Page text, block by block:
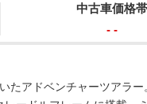
中古車価格帯
- -
たアドベンチャーツアラ